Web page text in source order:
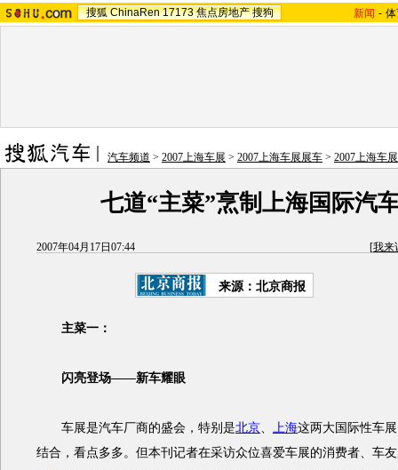
搜狐 ChinaRen 17173 焦点房地产 搜狗 新闻 -
汽车频道 > 2007上海车展 > 2007上海车展展车 > 2007上海车
七道“主菜”烹制上海国际汽
2007年04月17日07:44 [我来
来源：北京商报
主菜一：
闪亮登场——新车耀眼
车展是汽车厂商的盛会，特别是北京、 上海这两大国际性车
结合，看点多多。但本刊记者在采访众位喜爱车展的消费者、车